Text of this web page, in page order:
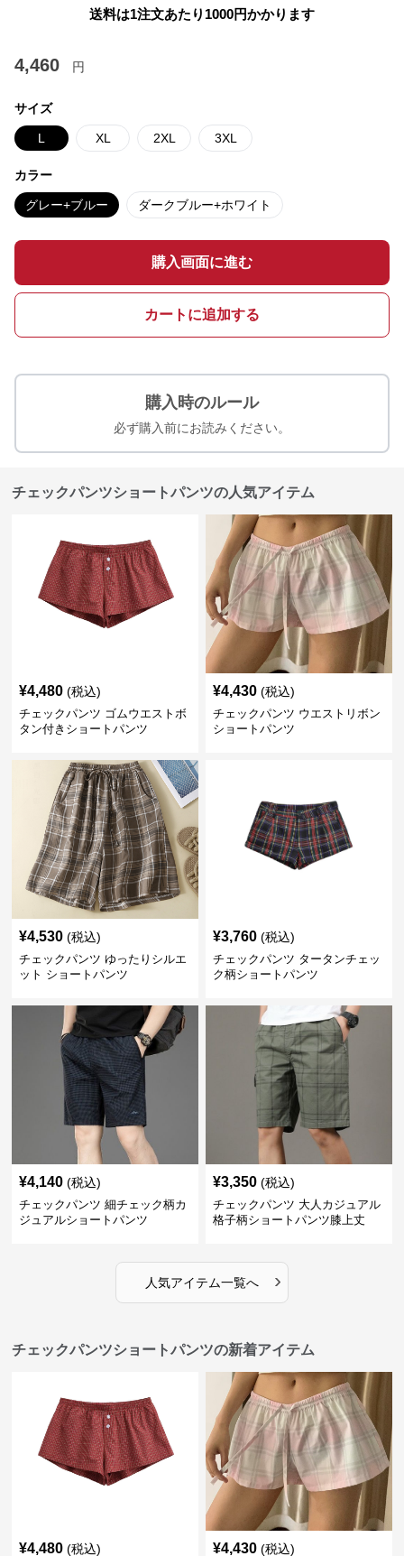
送料は1注文あたり 1000円かかります
4,460 円
サイズ
L XL 2XL 3XL
カラー
グレー+ブルー ダークブルー+ホワイト
購入画面に進む
カートに追加する
購入時のルール
必ず購入前にお読みください。
チェックパンツショートパンツの人気アイテム
¥4,480 (税込)
チェックパンツ ゴムウエストボ
タン付きショートパンツ
¥4,430 (税込)
チェックパンツ ウエストリボン
ショートパンツ
¥4,530 (税込)
チェックパンツ ゆったりシルエ
ット ショートパンツ
¥3,760 (税込)
チェックパンツ タータンチェッ
ク柄ショートパンツ
¥4,140 (税込)
チェックパンツ 細チェック柄カ
ジュアルショートパンツ
¥3,350 (税込)
チェックパンツ 大人カジュアル
格子柄ショートパンツ膝上丈
人気アイテム一覧へ ›
チェックパンツショートパンツの新着アイテム
¥4,480 (税込) ¥4,430 (税込)